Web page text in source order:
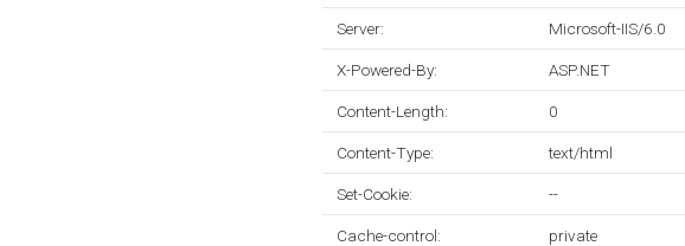
Server: Microsoft-IIS/6.0
X-Powered-By: ASP.NET
Content-Length: 0
Content-Type: text/html
Set-Cookie: --
Cache-control: private